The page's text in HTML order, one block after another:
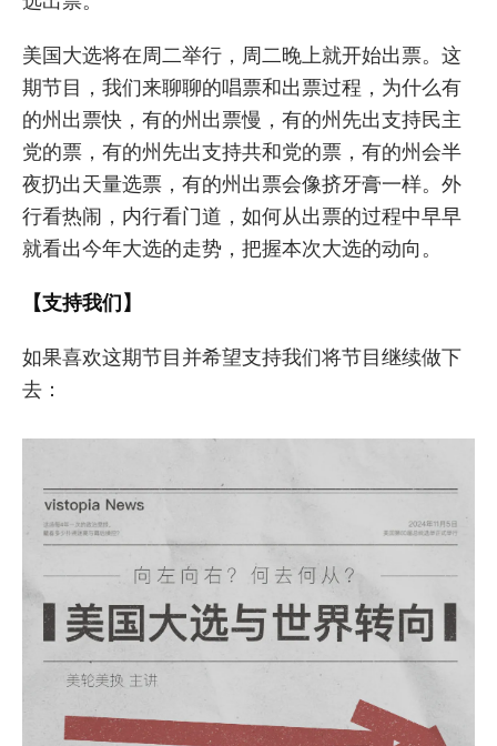
美国大选将在周二举行，周二晚上就开始出票。这
期节目，我们来聊聊的唱票和出票过程，为什么有
的州出票快，有的州出票慢，有的州先出支持民主
党的票，有的州先出支持共和党的票，有的州会半
夜扔出天量选票，有的州出票会像挤牙膏一样。外
行看热闹，内行看门道，如何从出票的过程中早早
就看出今年大选的走势，把握本次大选的动向。
【支持我们】
如果喜欢这期节目并希望支持我们将节目继续做下
去：